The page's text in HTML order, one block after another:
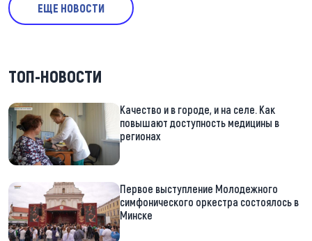
ЕЩЕ НОВОСТИ
ТОП-НОВОСТИ
Качество и в городе, и на селе. Как
повышают доступность медицины в
регионах
Первое выступление Молодежного
симфонического оркестра состоялось в
Минске